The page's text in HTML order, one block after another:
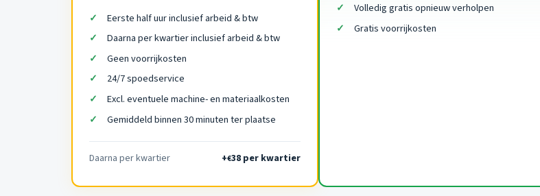
Eerste half uur inclusief arbeid & btw
Daarna per kwartier inclusief arbeid & btw
Geen voorrijkosten
24/7 spoedservice
Excl. eventuele machine- en materiaalkosten
Gemiddeld binnen 30 minuten ter plaatse
Daarna per kwartier +€38 per kwartier
Volledig gratis opnieuw verholpen
Gratis voorrijkosten